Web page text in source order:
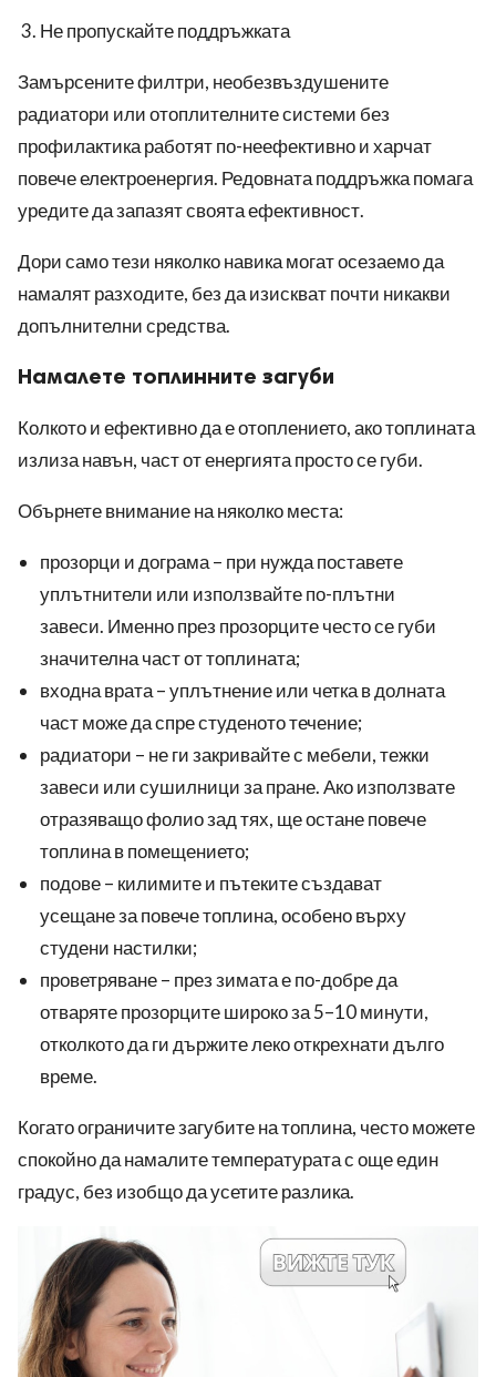
Не пропускайте поддръжката
Замърсените филтри, необезвъздушените
радиатори или отоплителните системи без
профилактика работят по-неефективно и харчат
повече електроенергия. Редовната поддръжка помага
уредите да запазят своята ефективност.
Дори само тези няколко навика могат осезаемо да
намалят разходите, без да изискват почти никакви
допълнителни средства.
Намалете топлинните загуби
Колкото и ефективно да е отоплението, ако топлината
излиза навън, част от енергията просто се губи.
Обърнете внимание на няколко места:
прозорци и дограма – при нужда поставете
уплътнители или използвайте по-плътни
завеси. Именно през прозорците често се губи
значителна част от топлината;
входна врата – уплътнение или четка в долната
част може да спре студеното течение;
радиатори – не ги закривайте с мебели, тежки
завеси или сушилници за пране. Ако използвате
отразяващо фолио зад тях, ще остане повече
топлина в помещението;
подове – килимите и пътеките създават
усещане за повече топлина, особено върху
студени настилки;
проветряване – през зимата е по-добре да
отваряте прозорците широко за 5–10 минути,
отколкото да ги държите леко открехнати дълго
време.
Когато ограничите загубите на топлина, често можете
спокойно да намалите температурата с още един
градус, без изобщо да усетите разлика.